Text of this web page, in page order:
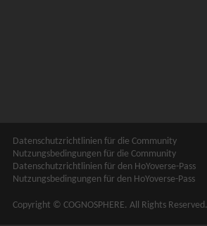
Datenschutzrichtlinien für die Community
Nutzungsbedingungen für die Community
Datenschutzrichtlinien für den HoYoverse-Pass
Nutzungsbedingungen für den HoYoverse-Pass
Copyright © COGNOSPHERE. All Rights Reserved.